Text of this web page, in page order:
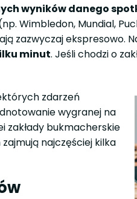
wyników danego
Wimbledon, Mundial,
zazwyczaj ekspresowo.
minut. Jeśli chodzi o
zdarzeń
wygranej na
zakłady bukmacherskie
najczęściej kilka